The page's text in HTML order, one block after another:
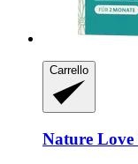
Carrello
Nature Love